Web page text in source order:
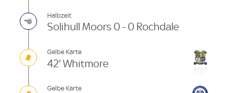
Halbzeit
Solihull Moors 0 - 0 Rochdale
Gelbe Karte
42' Whitmore
Gelbe Karte